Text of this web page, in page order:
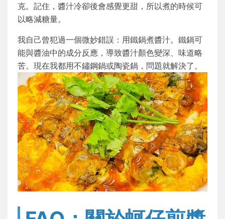
克。記住，醬汁冷卻後會感覺更甜，所以煮的時候可
以略減糖量。
我自己曾犯過一個微妙錯誤：用鐵鍋煮醬汁。鐵鍋可
能與醬油中的成分反應，導致醬汁顏色變深、味道略
苦。現在我都用不鏽鋼鍋或陶瓷鍋，問題就解決了。